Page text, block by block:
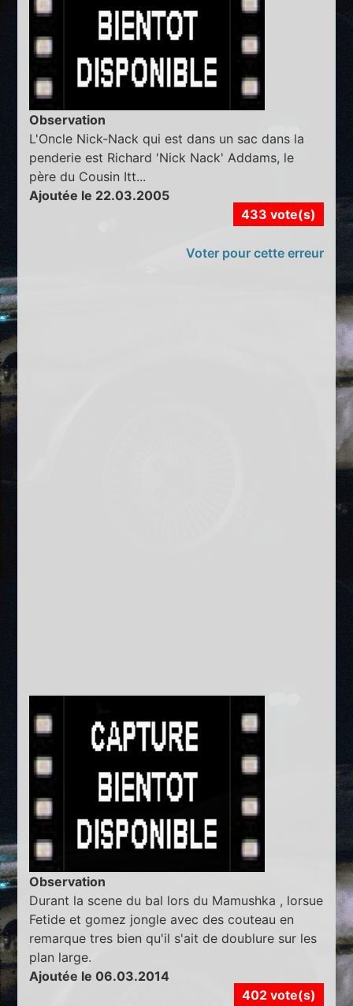
Observation
L'Oncle Nick-Nack qui est dans un sac dans la
penderie est Richard 'Nick Nack' Addams, le
père du Cousin Itt...
Ajoutée le 22.03.2005
433 vote(s)
Voter pour cette erreur
Observation
Durant la scene du bal lors du Mamushka , lorsue
Fetide et gomez jongle avec des couteau en
remarque tres bien qu'il s'ait de doublure sur les
plan large.
Ajoutée le 06.03.2014
402 vote(s)